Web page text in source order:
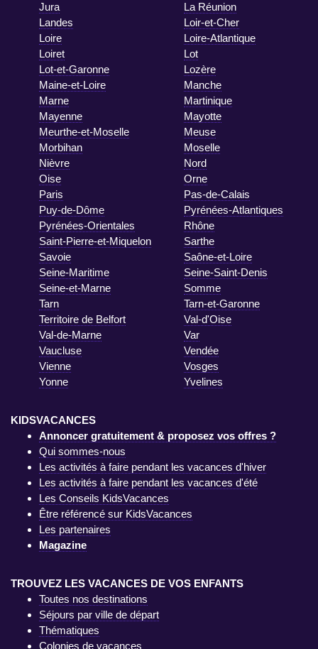
Jura
La Réunion
Landes
Loir-et-Cher
Loire
Loire-Atlantique
Loiret
Lot
Lot-et-Garonne
Lozère
Maine-et-Loire
Manche
Marne
Martinique
Mayenne
Mayotte
Meurthe-et-Moselle
Meuse
Morbihan
Moselle
Nièvre
Nord
Oise
Orne
Paris
Pas-de-Calais
Puy-de-Dôme
Pyrénées-Atlantiques
Pyrénées-Orientales
Rhône
Saint-Pierre-et-Miquelon
Sarthe
Savoie
Saône-et-Loire
Seine-Maritime
Seine-Saint-Denis
Seine-et-Marne
Somme
Tarn
Tarn-et-Garonne
Territoire de Belfort
Val-d'Oise
Val-de-Marne
Var
Vaucluse
Vendée
Vienne
Vosges
Yonne
Yvelines
KIDSVACANCES
Annoncer gratuitement & proposez vos offres ?
Qui sommes-nous
Les activités à faire pendant les vacances d'hiver
Les activités à faire pendant les vacances d'été
Les Conseils KidsVacances
Être référencé sur KidsVacances
Les partenaires
Magazine
TROUVEZ LES VACANCES DE VOS ENFANTS
Toutes nos destinations
Séjours par ville de départ
Thématiques
Colonies de vacances